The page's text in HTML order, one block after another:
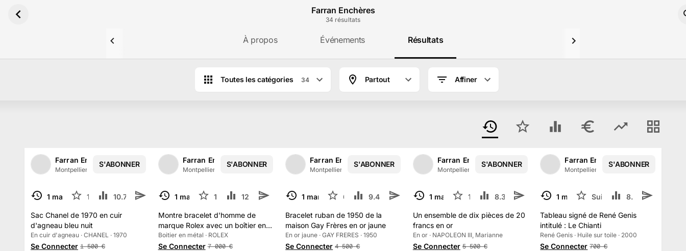
Farran Enchères
34 résultats
À propos Événements Résultats
Toutes les catégories 34 Partout Affiner
Farran Enchères
Montpellier, France· 138abonné
S'ABONNER
TERMINÉ
1/2
1 mars 11 10.7 k
Sac Chanel de 1970 en cuir
d'agneau bleu nuit
En cuir d'agneau · CHANEL · 1970
Se Connecter 1 500 €
Farran Enchères
Montpellier, France· 138abonné
S'ABONNER
TERMINÉ
1/2
1 mars 12 12 k
Montre bracelet d'homme de
marque Rolex avec un boîtier en
métal
Boitier en métal · ROLEX
Se Connecter 7 000 €
Farran Enchères
Montpellier, France· 138abonné
S'ABONNER
TERMINÉ
1/2
1 mars 6 9.4 k
Bracelet ruban de 1950 de la
maison Gay Frères en or jaune
En or jaune · GAY FRERES · 1950
Se Connecter 4 500 €
Farran Enchères
Montpellier, France· 138abonné
S'ABONNER
TERMINÉ
1/2
1 mars 12 8.3 k
Un ensemble de dix pièces de 20
francs en or
En or · NAPOLEON III, Marianne
Se Connecter 5 500 €
Farran Enchères
Montpellier, France·138abonné
S'ABONNER
TERMINÉ
1/2
1 mars Suivre 8.2 k
Tableau signé de René Genis
intitulé : Le Chianti
René Genis · Huile sur toile · 2000
Se Connecter 700 €